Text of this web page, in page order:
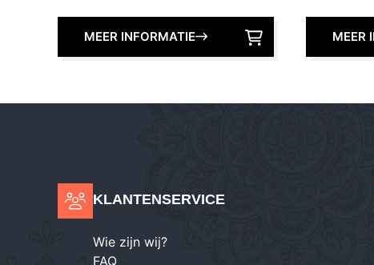
MEER INFORMATIE MEER
KLANTENSERVICE
Wie zijn wij?
FAQ